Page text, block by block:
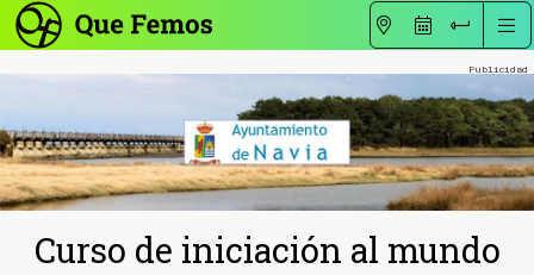
Curso de iniciación al mundo